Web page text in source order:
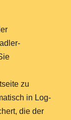
zu
in Log-
die der